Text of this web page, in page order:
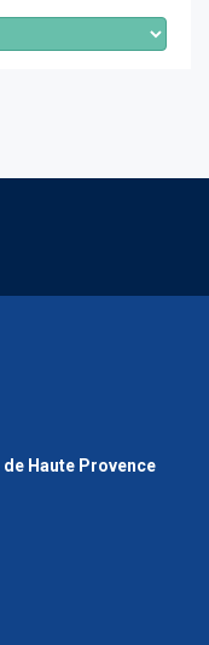
Haute Provence